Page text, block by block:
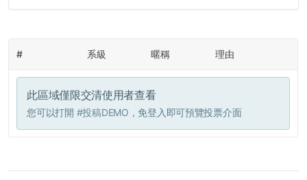
# 系級 暱稱 理由
此區域僅限交清使用者查看
您可以打開 #投稿DEMO ，免登入即可預覽投票介面